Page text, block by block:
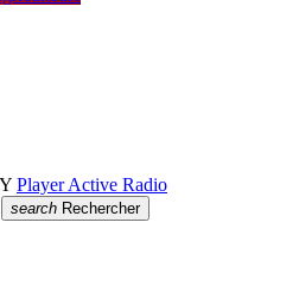
Player Active Radio
search Rechercher